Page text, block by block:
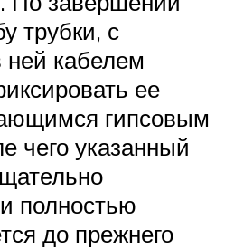
трубки, с
кабелем
ее
гипсовым
чего указанный
полностью
до прежнего